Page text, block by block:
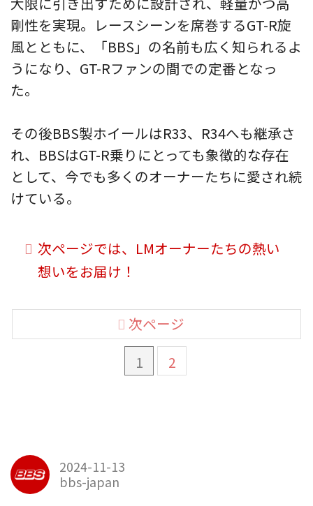
剛性を実現。レースシーンを席巻するGT-R旋
風とともに、「BBS」の名前も広く知られるよ
うになり、GT-Rファンの間での定番となっ
た。
その後BBS製ホイールはR33、R34へも継承さ
れ、BBSはGT-R乗りにとっても象徴的な存在
として、今でも多くのオーナーたちに愛され続
けている。
次ページでは、LMオーナーたちの熱い
想いをお届け！
1 2
次ページ
2024-11-13
bbs-japan